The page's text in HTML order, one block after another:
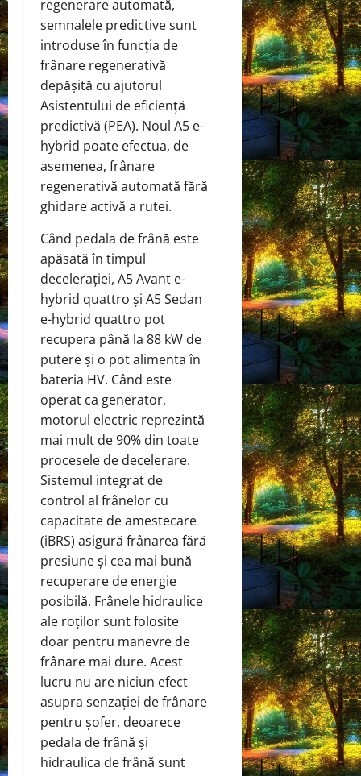
regenerare automată,
semnalele predictive sunt
introduse în funcția de
frânare regenerativă
depășită cu ajutorul
Asistentului de eficiență
predictivă (PEA). Noul A5 e-
hybrid poate efectua, de
asemenea, frânare
regenerativă automată fără
ghidare activă a rutei.
Când pedala de frână este
apăsată în timpul
decelerației, A5 Avant e-
hybrid quattro și A5 Sedan
e-hybrid quattro pot
recupera până la 88 kW de
putere și o pot alimenta în
bateria HV. Când este
operat ca generator,
motorul electric reprezintă
mai mult de 90% din toate
procesele de decelerare.
Sistemul integrat de
control al frânelor cu
capacitate de amestecare
(iBRS) asigură frânarea fără
presiune și cea mai bună
recuperare de energie
posibilă. Frânele hidraulice
ale roților sunt folosite
doar pentru manevre de
frânare mai dure. Acest
lucru nu are niciun efect
asupra senzației de frânare
pentru șofer, deoarece
pedala de frână și
hidraulica de frână sunt